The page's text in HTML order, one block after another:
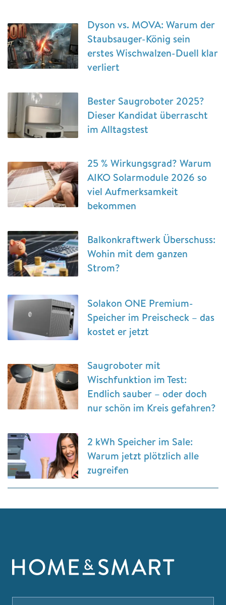
Dyson vs. MOVA: Warum der
Staubsauger-König sein
erstes Wischwalzen-Duell klar
verliert
Bester Saugroboter 2025?
Dieser Kandidat überrascht
im Alltagstest
25 % Wirkungsgrad? Warum
AIKO Solarmodule 2026 so
viel Aufmerksamkeit
bekommen
Balkonkraftwerk Überschuss:
Wohin mit dem ganzen
Strom?
Solakon ONE Premium-
Speicher im Preischeck – das
kostet er jetzt
Saugroboter mit
Wischfunktion im Test:
Endlich sauber – oder doch
nur schön im Kreis gefahren?
2 kWh Speicher im Sale:
Warum jetzt plötzlich alle
zugreifen